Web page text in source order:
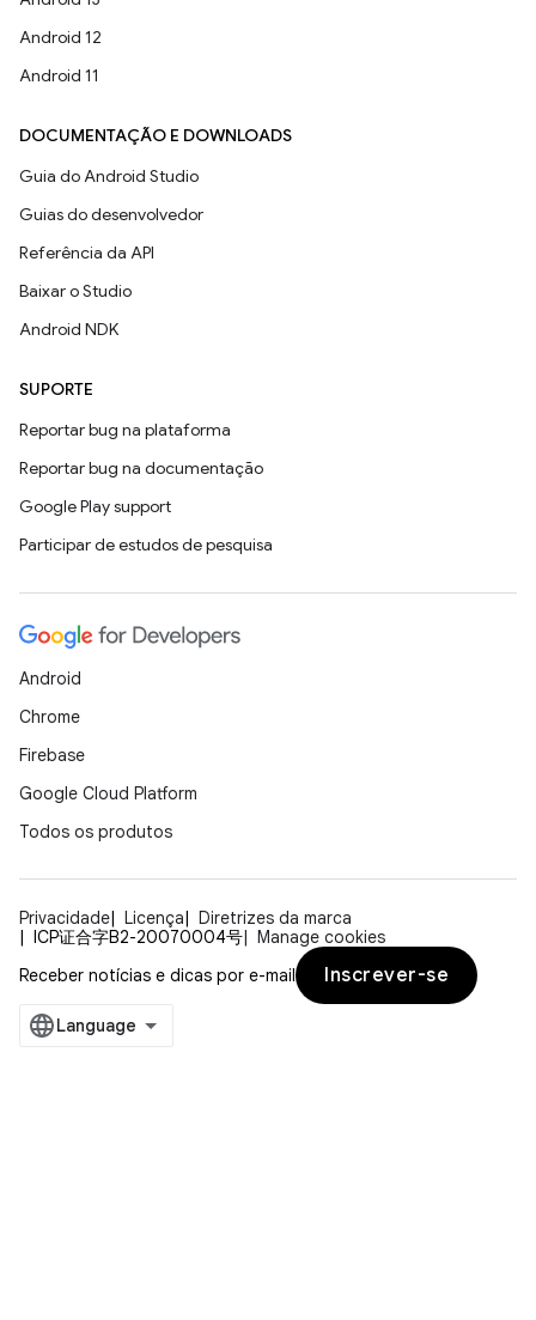
Android 12
Android 11
DOCUMENTAÇÃO E DOWNLOADS
Guia do Android Studio
Guias do desenvolvedor
Referência da API
Baixar o Studio
Android NDK
SUPORTE
Reportar bug na plataforma
Reportar bug na documentação
Google Play support
Participar de estudos de pesquisa
Android
Chrome
Firebase
Google Cloud Platform
Todos os produtos
Privacidade Licença
Diretrizes da marca
ICP证合字B2-20070004号
Manage cookies
Receber notícias e dicas por e-mail
Inscrever-se